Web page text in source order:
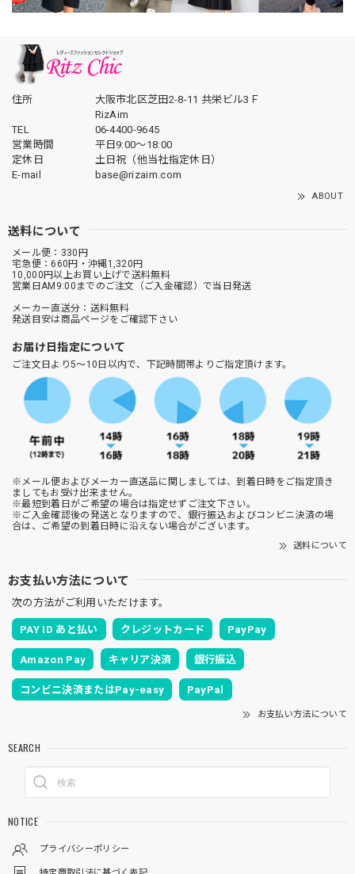
住所
大阪市北区芝田2-8-11 共栄ビル3Ｆ
RizAim
TEL
06-4400-9645
営業時間
平日9:00～18:00
定休日
土日祝（他当社指定休日）
E-mail
base@rizaim.com
ABOUT
送料について
メール便：330円
宅急便：660円・沖縄1,320円
10,000円以上お買い上げで送料無料
営業日AM9:00までのご注文（ご入金確認）で当日発送
メーカー直送分：送料無料
発送目安は商品ページをご確認下さい
お届け日指定について
ご注文日より5～10日以内で、下記時間帯よりご指定頂けます。
※メール便およびメーカー直送品に関しましては、到着日時をご指定頂き
ましてもお受け出来ません。
※最短到着日がご希望の場合は指定せずご注文下さい。
※ご入金確認後の発送となりますので、銀行振込およびコンビニ決済の場
合は、ご希望の到着日時に沿えない場合がございます。
送料について
お支払い方法について
次の方法がご利用いただけます。
PAY ID あと払い クレジットカード PayPay
Amazon Pay キャリア決済 銀行振込
コンビニ決済またはPay-easy PayPal
お支払い方法について
SEARCH
NOTICE
プライバシーポリシー